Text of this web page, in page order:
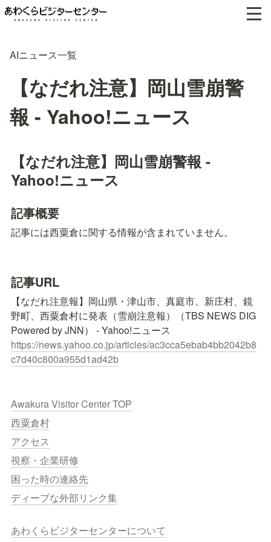
AIニュース一覧
【なだれ注意】岡山雪崩警
報 - Yahoo!ニュース
【なだれ注意】岡山雪崩警報 -
Yahoo!ニュース
記事概要
記事には西粟倉に関する情報が含まれていません。
記事URL
【なだれ注意報】岡山県・津山市、真庭市、新庄村、鏡
野町、西粟倉村に発表（雪崩注意報）（TBS NEWS DIG
https://news.yahoo.co.jp/articles/ac3cca5ebab4bb2042b8
c7d40c800a955d1ad42b
Awakura Visitor Center TOP
西粟倉村
アクセス
視察・企業研修
困った時の連絡先
ディープな外部リンク集
あわくらビジターセンターについて